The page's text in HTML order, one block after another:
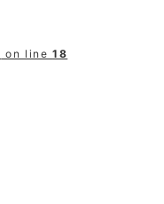
on line18